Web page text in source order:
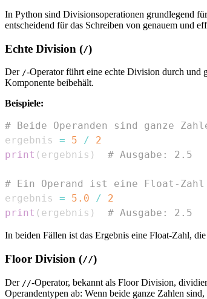
In Python sind Divisionsoperationen grundlegend
entscheidend für das Schreiben von genauem und
Echte Division (/)
Der /-Operator führt eine echte Division durch und
Komponente beibehält.
Beispiele:
# Beide Operanden sind ganze
ergebnis = 5 /
2
print ( ergebnis ) # Ausgabe: 2.5
# Ein Operand ist eine Float-Zahl
ergebnis = 5.0 /
2
print ( ergebnis ) # Ausgabe: 2.5
In beiden Fällen ist das Ergebnis eine Float-Zahl,
Floor Division (//)
Der //-Operator, bekannt als Floor Division,
Operandentypen ab: Wenn beide ganze Zahlen